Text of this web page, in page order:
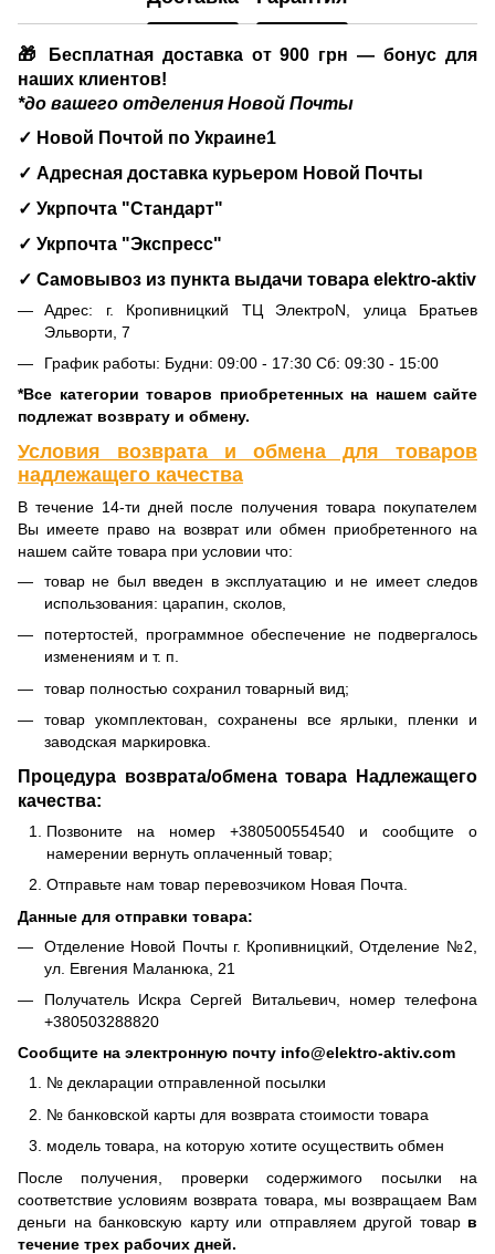
🎁 Бесплатная доставка от 900 грн — бонус для
наших клиентов!
*до вашего отделения Новой Почты
✓ Новой Почтой по Украине1
✓ Адресная доставка курьером Новой Почты
✓ Укрпочта "Стандарт"
✓ Укрпочта "Экспресс"
✓ Самовывоз из пункта выдачи товара elektro-aktiv
Адрес: г. Кропивницкий ТЦ ЭлектроN, улица Братьев
Эльворти, 7
График работы: Будни: 09:00 - 17:30 Сб: 09:30 - 15:00
*Все категории товаров приобретенных на нашем сайте
подлежат возврату и обмену.
Условия возврата и обмена для товаров
надлежащего качества
В течение 14-ти дней после получения товара покупателем
Вы имеете право на возврат или обмен приобретенного на
нашем сайте товара при условии что:
товар не был введен в эксплуатацию и не имеет следов
использования: царапин, сколов,
потертостей, программное обеспечение не подвергалось
изменениям и т. п.
товар полностью сохранил товарный вид;
товар укомплектован, сохранены все ярлыки, пленки и
заводская маркировка.
Процедура возврата/обмена товара Надлежащего
качества:
Позвоните на номер +380500554540 и сообщите о
намерении вернуть оплаченный товар;
Отправьте нам товар перевозчиком Новая Почта.
Данные для отправки товара:
Отделение Новой Почты г. Кропивницкий, Отделение №2,
ул. Евгения Маланюка, 21
Получатель Искра Сергей Витальевич, номер телефона
+380503288820
Сообщите на электронную почту info@elektro-aktiv.com
№ декларации отправленной посылки
№ банковской карты для возврата стоимости товара
модель товара, на которую хотите осуществить обмен
После получения, проверки содержимого посылки на
соответствие условиям возврата товара, мы возвращаем Вам
деньги на банковскую карту или отправляем другой товар в
течение трех рабочих дней.